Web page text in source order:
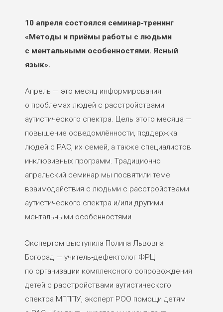
10 апреля состоялся семинар‑тренинг
«Методы и приёмы работы с людьми
с ментальными особенностями. Ясный
язык».
Апрель — это месяц информирования
о проблемах людей с расстройствами
аутистического спектра. Цель этого месяца —
повышение осведомлённости, поддержка
людей с РАС, их семей, а также специалистов
инклюзивных программ. Традиционно
апрельский семинар мы посвятили теме
взаимодействия с людьми с расстройствами
аутистического спектра и/или другими
ментальными особенностями.
Экспертом выступила Полина Львовна
Богорад — учитель‑дефектолог ФРЦ
по организации комплексного сопровождения
детей с расстройствами аутистического
спектра МГППУ, эксперт РОО помощи детям